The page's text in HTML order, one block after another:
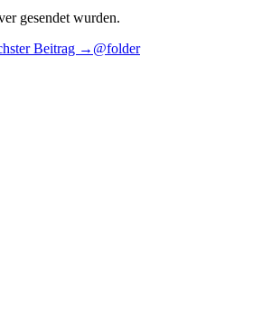
gesendet wurden.
Beitrag → @folder